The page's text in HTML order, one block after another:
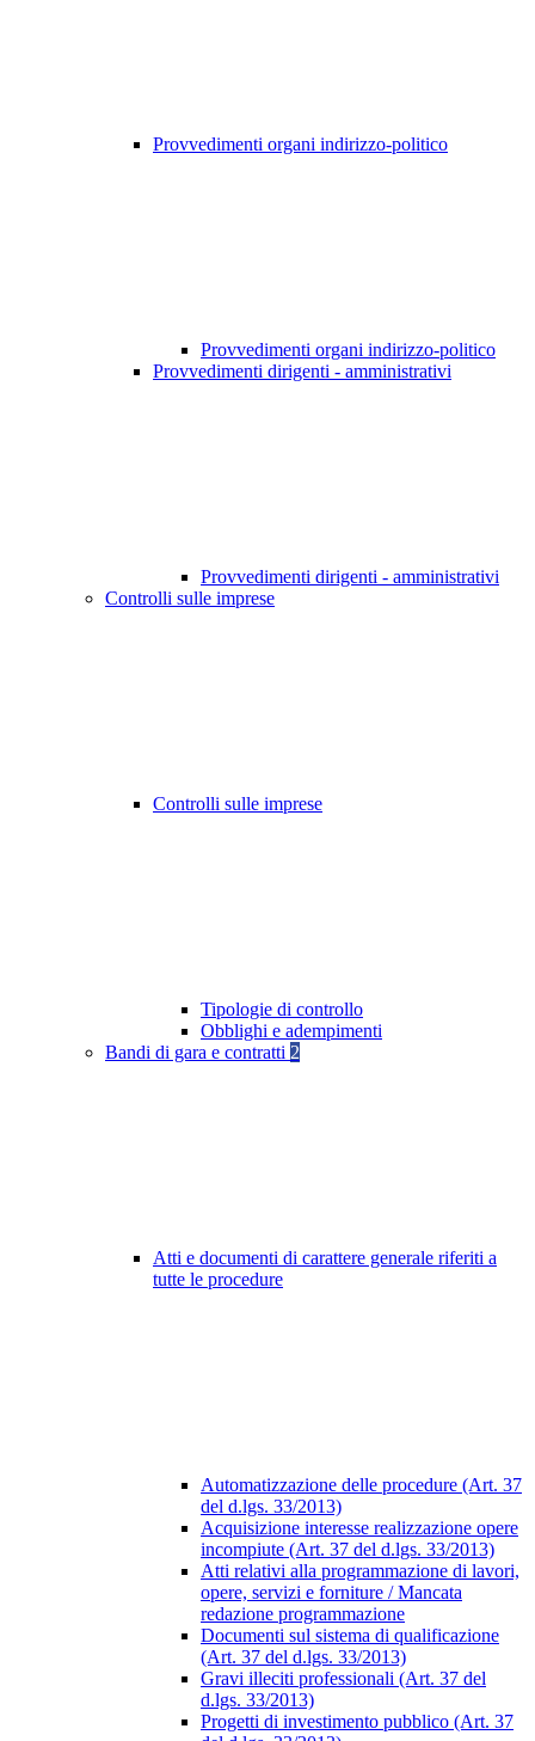
Provvedimenti organi indirizzo-politico
Provvedimenti organi indirizzo-politico
Provvedimenti dirigenti - amministrativi
Provvedimenti dirigenti - amministrativi
Controlli sulle imprese
Controlli sulle imprese
Tipologie di controllo
Obblighi e adempimenti
Bandi di gara e contratti 2
Atti e documenti di carattere generale riferiti a
tutte le procedure
Automatizzazione delle procedure (Art. 37
del d.lgs. 33/2013)
Acquisizione interesse realizzazione opere
incompiute (Art. 37 del d.lgs. 33/2013)
Atti relativi alla programmazione di lavori,
opere, servizi e forniture / Mancata
redazione programmazione
Documenti sul sistema di qualificazione
(Art. 37 del d.lgs. 33/2013)
Gravi illeciti professionali (Art. 37 del
d.lgs. 33/2013)
Progetti di investimento pubblico (Art. 37